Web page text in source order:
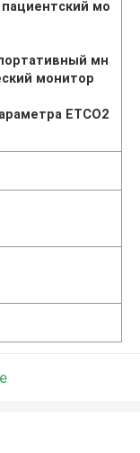
мо
мн
монитор
ETCO2